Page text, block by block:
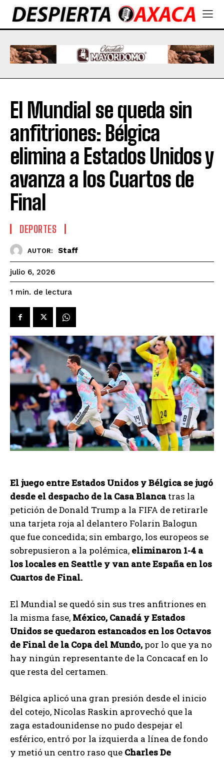
El Mundial se queda sin
anfitriones: Bélgica
elimina a Estados Unidos y
avanza a los Cuartos de
Final
DEPORTES
AUTOR: Staff
julio 6, 2026
1 min. de lectura
El juego entre Estados Unidos y Bélgica se jugó
desde el despacho de la Casa Blancatras la
petición de Donald Trump a la FIFA de retirarle
una tarjeta roja al delantero Folarin Balogun
que fue concedida; sin embargo, los europeos se
sobrepusieron a la polémica, eliminaron 1-4 a
los locales en Seattle y van ante España en los
Cuartos de Final.
El Mundial se quedó sin sus tres anfitriones en
la misma fase, México, Canadá y Estados
Unidos se quedaron estancados en los Octavos
de Final de la Copa del Mundo, por lo que ya no
hay ningún representante de la Concacaf en lo
que resta del certamen.
Bélgica aplicó una gran presión desde el inicio
del cotejo, Nicolas Raskin aprovechó que la
zaga estadounidense no pudo despejar el
esférico, entró por la izquierda a línea de fondo
y metió un centro raso que Charles De